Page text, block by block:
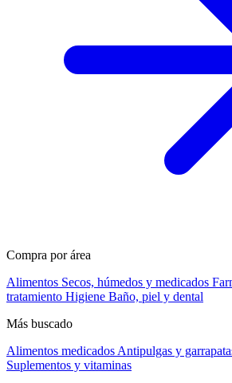
Compra por área
Alimentos Secos, húmedos y medicados
tratamiento Higiene Baño, piel y dental
Más buscado
Alimentos medicados Antipulgas y
Suplementos y vitaminas